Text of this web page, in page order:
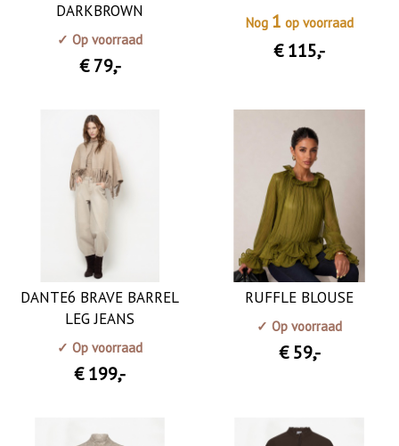
DARKBROWN
✓ Op voorraad
€ 79,-
Nog 1 op voorraad
€ 115,-
DANTE6 BRAVE BARREL
LEG JEANS
✓ Op voorraad
€ 199,-
RUFFLE BLOUSE
✓ Op voorraad
€ 59,-